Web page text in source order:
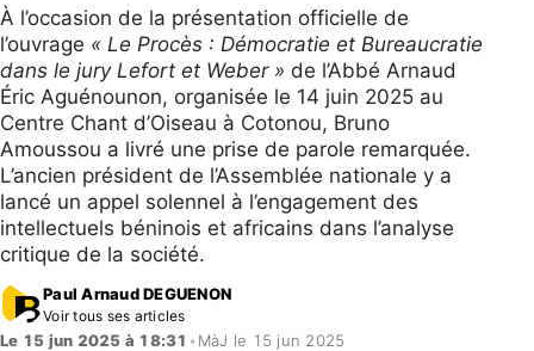
À l’occasion de la présentation officielle de
l’ouvrage « Le Procès : Démocratie et Bureaucratie
dans le jury Lefort et Weber » de l’Abbé Arnaud
Éric Aguénounon, organisée le 14 juin 2025 au
Centre Chant d’Oiseau à Cotonou, Bruno
Amoussou a livré une prise de parole remarquée.
L’ancien président de l’Assemblée nationale y a
lancé un appel solennel à l’engagement des
intellectuels béninois et africains dans l’analyse
critique de la société.
Paul Arnaud DEGUENON
Voir tous ses articles
Le 15 jun 2025 à 18:31 • MàJ le 15 jun 2025